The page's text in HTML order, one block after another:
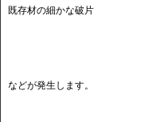
既存材の細かな破片
などが発生します。